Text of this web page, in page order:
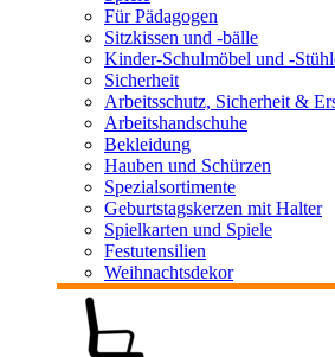
Für Pädagogen
Sitzkissen und -bälle
Kinder-Schulmöbel und -
Sicherheit
Arbeitsschutz, Sicherheit &
Arbeitshandschuhe
Bekleidung
Hauben und Schürzen
Spezialsortimente
Geburtstagskerzen mit Halter
Spielkarten und Spiele
Festutensilien
Weihnachtsdekor